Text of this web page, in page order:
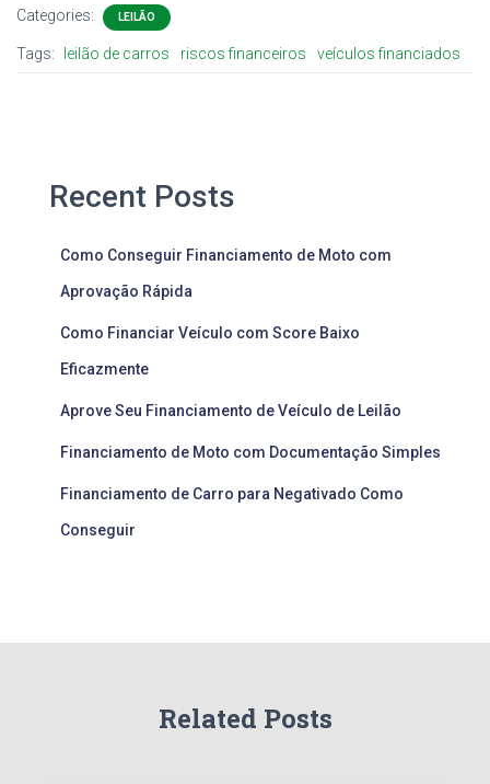
Categories: LEILÃO
Tags: leilão de carros riscos financeiros veículos financiados
Recent Posts
Como Conseguir Financiamento de Moto com
Aprovação Rápida
Como Financiar Veículo com Score Baixo
Eficazmente
Aprove Seu Financiamento de Veículo de Leilão
Financiamento de Moto com Documentação Simples
Financiamento de Carro para Negativado Como
Conseguir
Related Posts